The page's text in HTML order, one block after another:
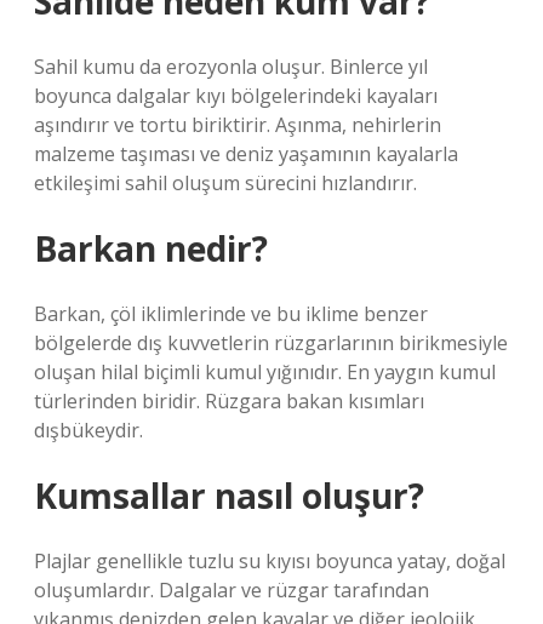
Sahil kumu da erozyonla oluşur. Binlerce yıl
boyunca dalgalar kıyı bölgelerindeki kayaları
aşındırır ve tortu biriktirir. Aşınma, nehirlerin
malzeme taşıması ve deniz yaşamının kayalarla
etkileşimi sahil oluşum sürecini hızlandırır.
Barkan nedir?
Barkan, çöl iklimlerinde ve bu iklime benzer
bölgelerde dış kuvvetlerin rüzgarlarının birikmesiyle
oluşan hilal biçimli kumul yığınıdır. En yaygın kumul
türlerinden biridir. Rüzgara bakan kısımları
dışbükeydir.
Kumsallar nasıl oluşur?
Plajlar genellikle tuzlu su kıyısı boyunca yatay, doğal
oluşumlardır. Dalgalar ve rüzgar tarafından